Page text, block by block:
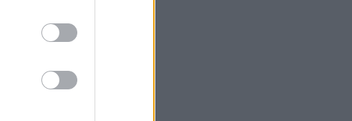
совиньон
и златни
. Новост е